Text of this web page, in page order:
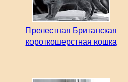
Прелестная Британская
короткошерстная кошка